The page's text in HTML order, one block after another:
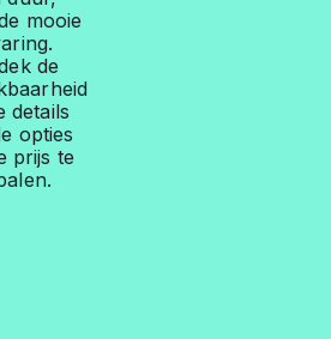
mooie
de
details
opties
prijs te